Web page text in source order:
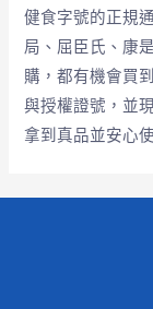
健食字號的正規
局、屈臣氏、康
購，都有機會買
與授權證號，並
拿到真品並安心